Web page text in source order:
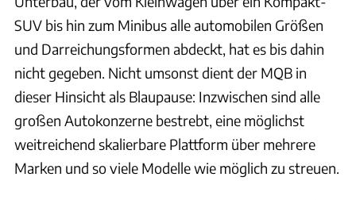
SUV bis hin zum Minibus alle automobilen Größen
und Darreichungsformen abdeckt, hat es bis dahin
nicht gegeben. Nicht umsonst dient der MQB in
dieser Hinsicht als Blaupause: Inzwischen sind alle
großen Autokonzerne bestrebt, eine möglichst
weitreichend skalierbare Plattform über mehrere
Marken und so viele Modelle wie möglich zu streuen.